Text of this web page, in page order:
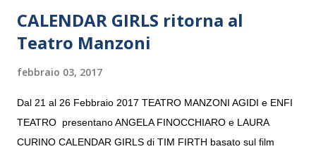
CALENDAR GIRLS ritorna al
Teatro Manzoni
febbraio 03, 2017
Dal 21 al 26 Febbraio 2017 TEATRO MANZONI AGIDI e ENFI
TEATRO presentano ANGELA FINOCCHIARO e LAURA
CURINO CALENDAR GIRLS di TIM FIRTH basato sul film